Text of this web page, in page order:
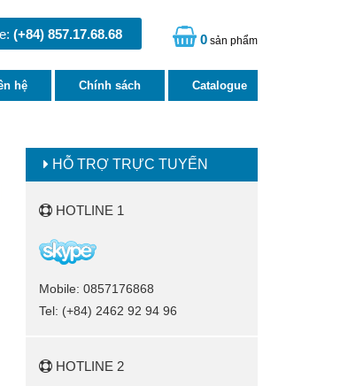
(+84) 857.17.68.68 0sản phẩm
hệ Chính sách Catalogue
HỖ TRỢ TRỰC TUYẾN
HOTLINE 1
Mobile: 0857176868
Tel: (+84) 2462 92 94 96
HOTLINE 2